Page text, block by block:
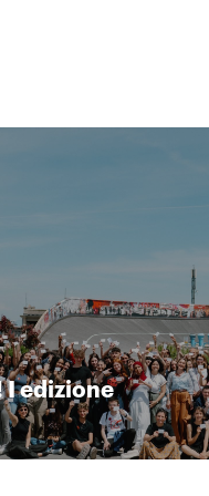
I edizione